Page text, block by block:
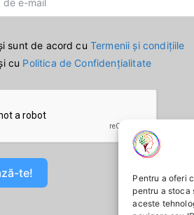
Pentru a oferi
pentru a stoca
aceste
sunt de acord cu Termenii și condițiile
cu Politica de Confidențialitate
te!